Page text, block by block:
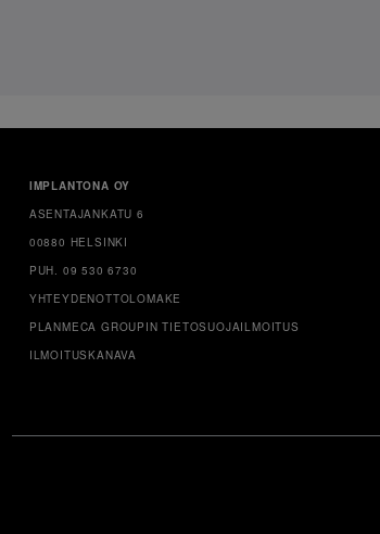
IMPLANTONA OY
ASENTAJANKATU 6
00880 HELSINKI
PUH. 09 530 6730
YHTEYDENOTTOLOMAKE
PLANMECA GROUPIN TIETOSUOJAILMOITUS
ILMOITUSKANAVA